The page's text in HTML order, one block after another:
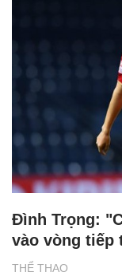
THỂ THAO
Đình Trọng:
vào vòng tiếp